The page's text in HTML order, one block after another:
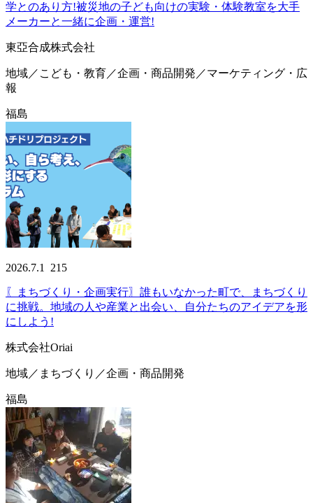
学とのあり方!被災地の子ども向けの実験・体験教室を大手
メーカーと一緒に企画・運営!
東亞合成株式会社
地域／こども・教育／企画・商品開発／マーケティング・広
報
福島
2026.7.1 215
〖まちづくり・企画実行〗誰もいなかった町で、まちづくり
に挑戦。地域の人や産業と出会い、自分たちのアイデアを形
にしよう!
株式会社Oriai
地域／まちづくり／企画・商品開発
福島